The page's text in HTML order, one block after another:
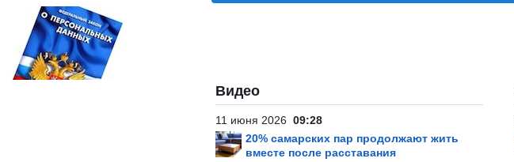
Видео
11 июня 2026 09:28
20% самарских пар продолжают жить
вместе после расставания